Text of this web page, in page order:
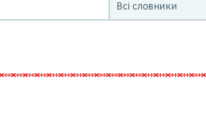
Всі словники